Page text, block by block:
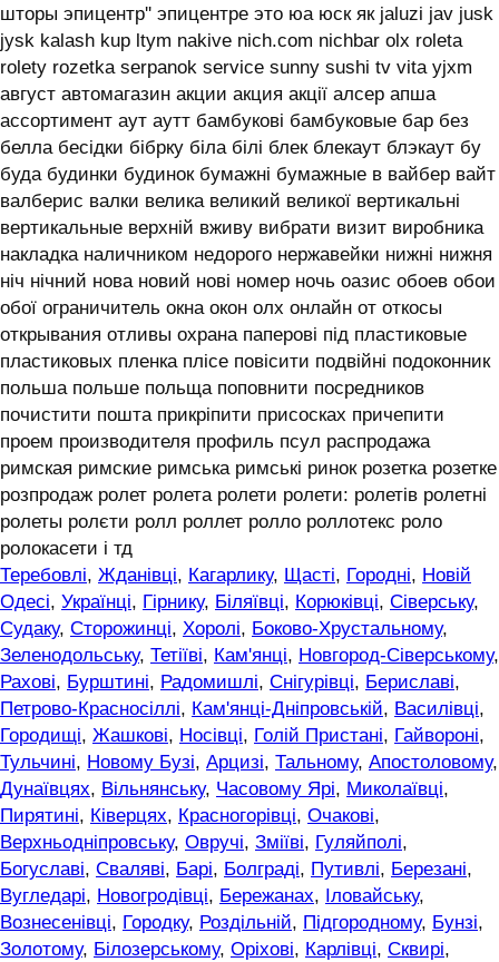
шторы эпицентр'' эпицентре это юа юск як jaluzi jav jusk
jysk kalash kup ltym nakive nich.com nichbar olx roleta
rolety rozetka serpanok service sunny sushi tv vita yjxm
август автомагазин акции акция акції алсер апша
ассортимент аут аутт бамбукові бамбуковые бар без
белла бесідки бібрку біла білі блек блекаут блэкаут бу
буда будинки будинок бумажні бумажные в вайбер вайт
валберис валки велика великий великої вертикальні
вертикальные верхній вживу вибрати визит виробника
накладка наличником недорого нержавейки нижні нижня
ніч нічний нова новий нові номер ночь оазис обоев обои
обої ограничитель окна окон олх онлайн от откосы
открывания отливы охрана паперові під пластиковые
пластиковых пленка плісе повісити подвійні подоконник
польша польше польща поповнити посредников
почистити пошта прикріпити присосках причепити
проем производителя профиль псул распродажа
римская римские римська римські ринок розетка розетке
розпродаж ролет ролета ролети ролети: ролетів ролетні
ролеты ролєти ролл роллет ролло роллотекс роло
ролокасети і тд
Теребовлі, Жданівці, Кагарлику, Щасті, Городні, Новій
Одесі, Українці, Гірнику, Біляївці, Корюківці, Сіверську,
Судаку, Сторожинці, Хоролі, Боково-Хрустальному,
Зеленодольську, Тетіїві, Кам'янці, Новгород-Сіверському,
Рахові, Бурштині, Радомишлі, Снігурівці, Бериславі,
Петрово-Красносіллі, Кам'янці-Дніпровській, Василівці,
Городищі, Жашкові, Носівці, Голій Пристані, Гайвороні,
Тульчині, Новому Бузі, Арцизі, Тальному, Апостоловому,
Дунаївцях, Вільнянську, Часовому Ярі, Миколаївці,
Пирятині, Ківерцях, Красногорівці, Очакові,
Верхньодніпровську, Овручі, Зміїві, Гуляйполі,
Богуславі, Сваляві, Барі, Болграді, Путивлі, Березані,
Вугледарі, Новогродівці, Бережанах, Іловайську,
Вознесенівці, Городку, Роздільній, Підгородному, Бунзі,
Золотому, Білозерському, Оріхові, Карлівці, Сквирі,